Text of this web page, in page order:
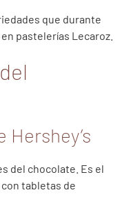
que durante
pastelerías Lecaroz.
Hershey’s
del chocolate. Es el
tabletas de